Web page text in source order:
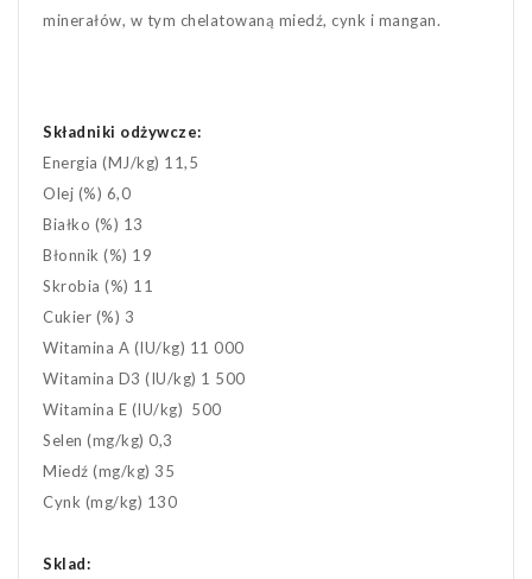
minerałów, w tym chelatowaną miedź, cynk i mangan.
Składniki odżywcze:
Energia (MJ/kg) 11,5
Olej (%) 6,0
Białko (%) 13
Błonnik (%) 19
Skrobia (%) 11
Cukier (%) 3
Witamina A (IU/kg) 11 000
Witamina D3 (IU/kg) 1 500
Witamina E (IU/kg) 500
Selen (mg/kg) 0,3
Miedź (mg/kg) 35
Cynk (mg/kg) 130
Sklad: